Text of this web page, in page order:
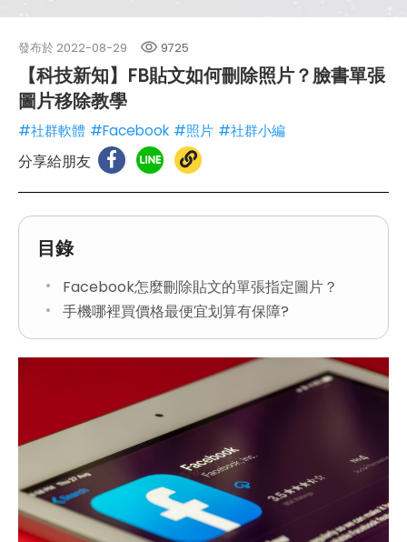
發布於 2022-08-29 9725
【科技新知】FB貼文如何刪除照片？臉書單張
圖片移除教學
#社群軟體 #Facebook #照片 #社群小編
分享給朋友
目錄
Facebook怎麼刪除貼文的單張指定圖片？
手機哪裡買價格最便宜划算有保障?